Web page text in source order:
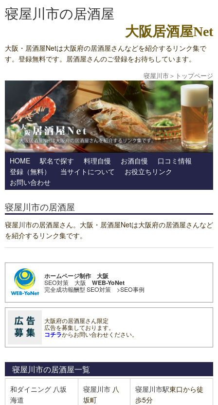
寝屋川市の居酒屋
大阪居酒屋Net
大阪・居酒屋Netは大阪府の居酒屋さんなどを紹介するリンク集で
す。登録無料です。居酒屋さんのご登録をお待ちしています。
寝屋川市＞ トップページ
HOME 駅名で探す 料理自慢 お酒自慢
口コミ情報
登録（無料）
当サイトについて
お役立ちリンク
お問い合わせ
寝屋川市の居酒屋
寝屋川市の居酒屋さん。大阪・居酒屋Netは大阪府の居酒屋さんなど
を紹介するリンク集です。
ホームページ制作 大阪
SEO対策 大阪 WEB-YoNet
完全成功報酬型 SEO対策 >SEO事例
大阪府の居酒屋さん限定
広告を募集しております。
コチラからお問い合わせください。
寝屋川市の居酒屋一覧
和ダイニング 八坂
海道
寝屋川市 八
坂町
寝屋川市駅東口から徒
歩5分